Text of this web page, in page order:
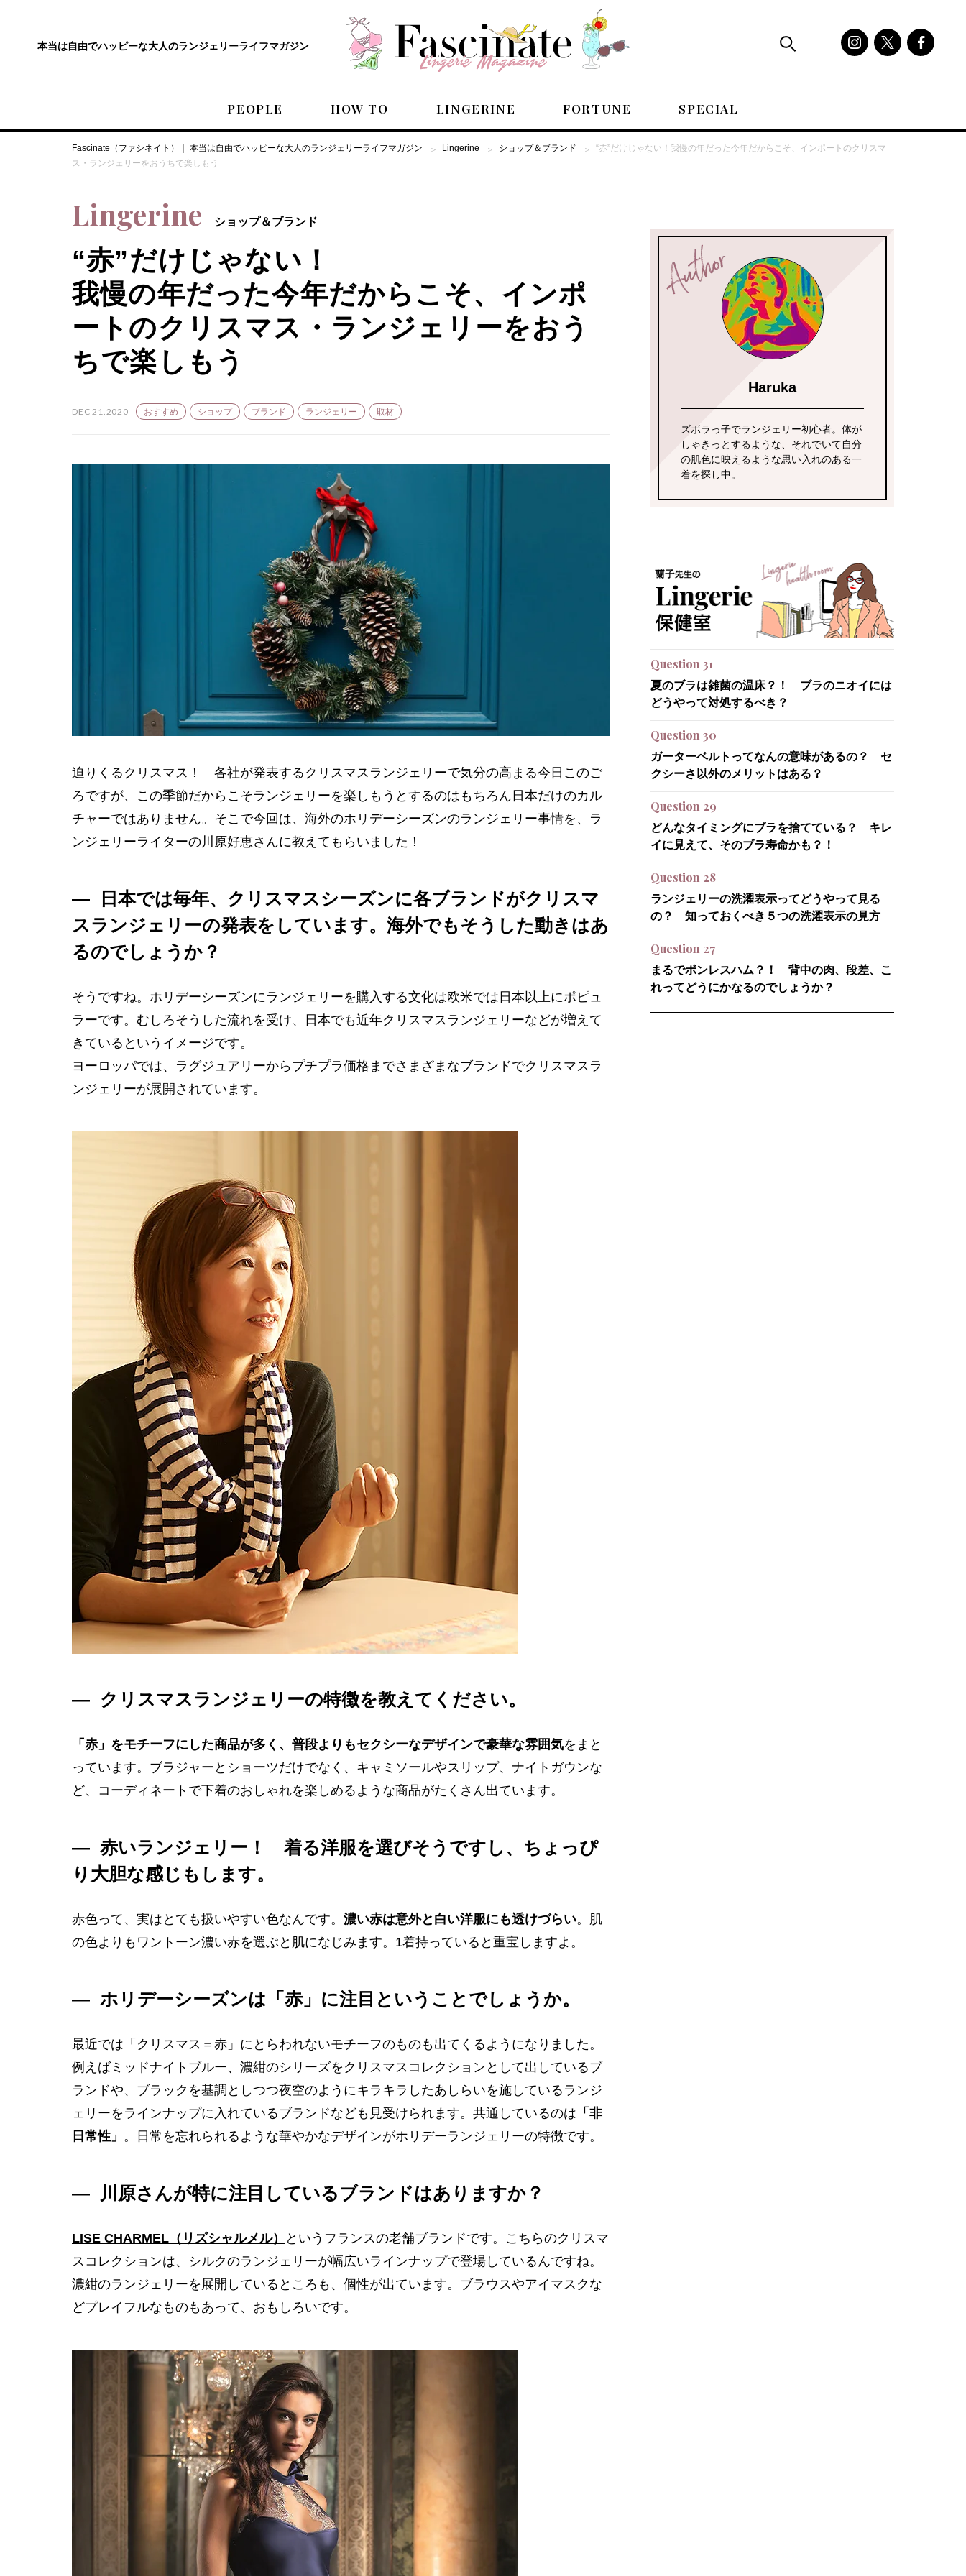
PEOPLE HOW TO LINGERINE FORTUNE SPECIAL
本当は自由でハッピーな大人のランジェリーライフマガジン
LINGERINE
FORTUNE
Fascinate（ファシネイト）｜ 本当は自由でハッピーな大人のランジェリーライフマガジン Lingerine ショップ＆ブランド
“赤”だけじゃない！我慢の年だった今年だからこそ、インポートのクリスマ
ス・ランジェリーをおうちで楽しもう
Lingerine ショップ＆ブランド
“赤”だけじゃない！
我慢の年だった今年だからこそ、インポ
ートのクリスマス・ランジェリーをおう
ちで楽しもう
DEC 21.2020 おすすめ ショップ ブランド ランジェリー 取材
迫りくるクリスマス！ 各社が発表するクリスマスランジェリーで気分の高まる今日このご
ろですが、この季節だからこそランジェリーを楽しもうとするのはもちろん日本だけのカル
チャーではありません。そこで今回は、海外のホリデーシーズンのランジェリー事情を、ラ
ンジェリーライターの川原好恵さんに教えてもらいました！
― 日本では毎年、クリスマスシーズンに各ブランドがクリスマ
スランジェリーの発表をしています。海外でもそうした動きはあ
るのでしょうか？
そうですね。ホリデーシーズンにランジェリーを購入する文化は欧米では日本以上にポピュ
ラーです。むしろそうした流れを受け、日本でも近年クリスマスランジェリーなどが増えて
きているというイメージです。
ヨーロッパでは、ラグジュアリーからプチプラ価格までさまざまなブランドでクリスマスラ
ンジェリーが展開されています。
― クリスマスランジェリーの特徴を教えてください。
「赤」をモチーフにした商品が多く、普段よりもセクシーなデザインで豪華な雰囲気をまと
っています。ブラジャーとショーツだけでなく、キャミソールやスリップ、ナイトガウンな
ど、コーディネートで下着のおしゃれを楽しめるような商品がたくさん出ています。
― 赤いランジェリー！ 着る洋服を選びそうですし、ちょっぴ
り大胆な感じもします。
赤色って、実はとても扱いやすい色なんです。 濃い赤は意外と白い洋服にも透けづらい。肌
の色よりもワントーン濃い赤を選ぶと肌になじみます。1着持っていると重宝しますよ。
― ホリデーシーズンは「赤」に注目ということでしょうか。
最近では「クリスマス＝赤」にとらわれないモチーフのものも出てくるようになりました。
例えばミッドナイトブルー、濃紺のシリーズをクリスマスコレクションとして出しているブ
ランドや、ブラックを基調としつつ夜空のようにキラキラしたあしらいを施しているランジ
ェリーをラインナップに入れているブランドなども見受けられます。共通しているのは 「非
日常性」 。日常を忘れられるような華やかなデザインがホリデーランジェリーの特徴です。
― 川原さんが特に注目しているブランドはありますか？
LISE CHARMEL（リズシャルメル）
というフランスの老舗ブランドです。こちらのクリスマ
スコレクションは、シルクのランジェリーが幅広いラインナップで登場しているんですね。
濃紺のランジェリーを展開しているところも、個性が出ています。ブラウスやアイマスクな
どプレイフルなものもあって、おもしろいです。
Haruka
ズボラっ子でランジェリー初心者。体が
しゃきっとするような、それでいて自分
の肌色に映えるような思い入れのある一
着を探し中。
Question 31
夏のブラは雑菌の温床？！ ブラのニオイには
どうやって対処するべき？
Question 30
ガーターベルトってなんの意味があるの？ セ
クシーさ以外のメリットはある？
Question 29
どんなタイミングにブラを捨てている？ キレ
イに見えて、そのブラ寿命かも？！
Question 28
ランジェリーの洗濯表示ってどうやって見る
の？ 知っておくべき５つの洗濯表示の見方
Question 27
まるでボンレスハム？！ 背中の肉、段差、こ
れってどうにかなるのでしょうか？